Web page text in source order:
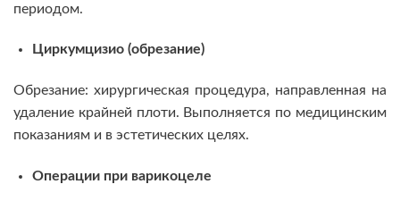
периодом.
Циркумцизио (обрезание)
Обрезание: хирургическая процедура, направленная на
удаление крайней плоти. Выполняется по медицинским
показаниям и в эстетических целях.
Операции при варикоцеле